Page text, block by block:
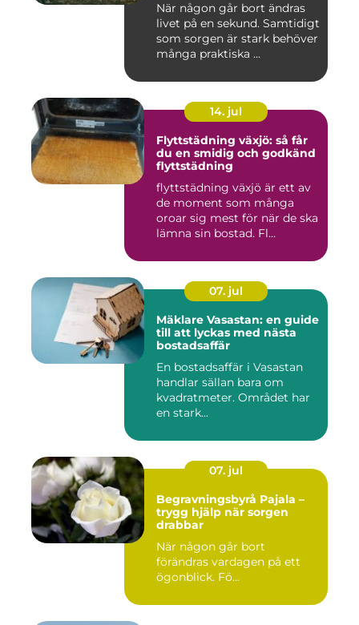
När någon går bort ändras
livet på en sekund. Samtidigt
som sorgen är stark behöver
många praktiska ...
14. jul
Flyttstädning växjö: så får
du en smidig och godkänd
flyttstädning
flyttstädning växjö är ett av
de moment som många
oroar sig mest för när de ska
lämna sin bostad. Fl...
07. jul
Mäklare Vasastan: en guide
till att lyckas med nästa
bostadsaffär
En bostadsaffär i Vasastan
handlar sällan bara om
kvadratmeter. Området har
en stark...
07. jul
Begravningsbyrå Pajala –
trygg hjälp när sorgen
drabbar
När någon går bort
förändras vardagen på ett
ögonblick. Fö...